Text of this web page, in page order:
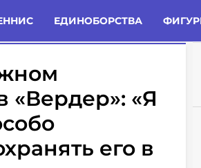
ЕДИНОБОРСТВА
Новости
«Вердер»: «Я
его в